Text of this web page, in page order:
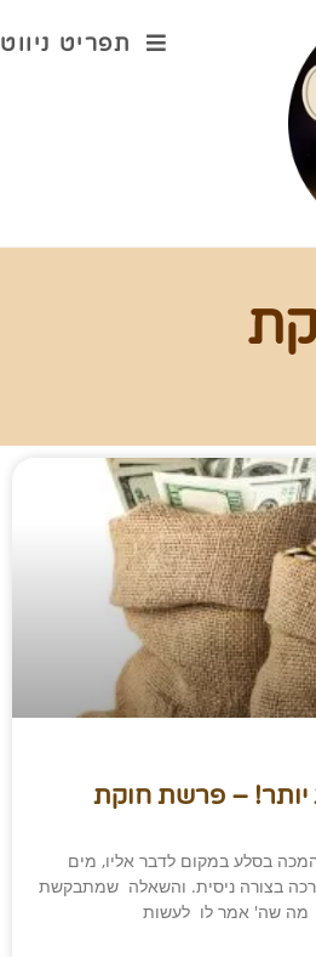
תפריט ניווט
יותר! – פרשת חוקת
בסלע במקום לדבר אליו, מים
בצורה ניסית. והשאלה שמתבקשת
שה' אמר לו לעשות